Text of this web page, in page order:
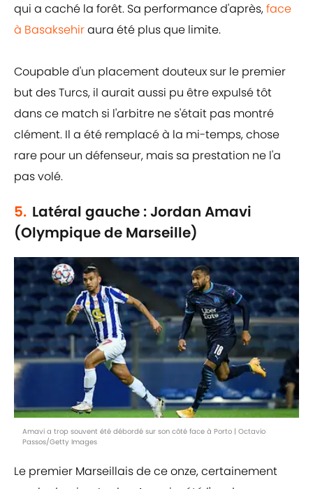
qui a caché la forêt. Sa performance d'après,face
à Basaksehiraura été plus que limite.
Coupable d'un placement douteux sur le premier
but des Turcs, il aurait aussi pu être expulsé tôt
dans ce match si l'arbitre ne s'était pas montré
clément. Il a été remplacé à la mi-temps, chose
rare pour un défenseur, mais sa prestation ne l'a
pas volé.
5. Latéral gauche : Jordan Amavi
(Olympique de Marseille)
Amavi a trop souvent été débordé sur son côté face à Porto | Octavio
Passos/Getty Images
Le premier Marseillais de ce onze, certainement